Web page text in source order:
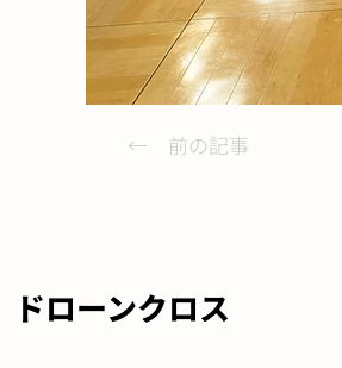
← 前の記事
ドローンクロス